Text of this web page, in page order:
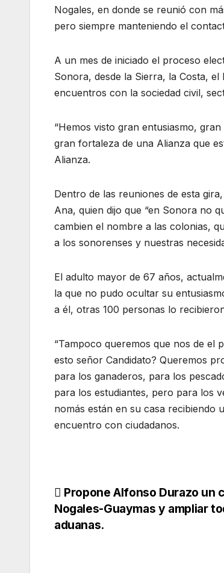
Nogales, en donde se reunió con
pero siempre manteniendo el
A un mes de iniciado el proceso
Sonora, desde la Sierra, la Costa,
encuentros con la sociedad civil,
“Hemos visto gran entusiasmo,
gran fortaleza de una Alianza que
Alianza.
Dentro de las reuniones de esta
Ana, quien dijo que “en Sonora no
cambien el nombre a las colonias,
a los sonorenses y nuestras
El adulto mayor de 67 años,
la que no pudo ocultar su
a él, otras 100 personas lo
“Tampoco queremos que nos de el
esto señor Candidato? Queremos
para los ganaderos, para los
para los estudiantes, pero para los
nomás están en su casa recibiendo
encuentro con ciudadanos.
Navegación
de
Propone Alfonso Durazo un
Nogales-Guaymas y ampliar
aduanas.